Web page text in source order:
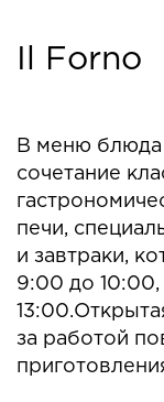
Il Forno
В меню блюда
сочетание
печи,
и завтраки,
9:00 до
за работой